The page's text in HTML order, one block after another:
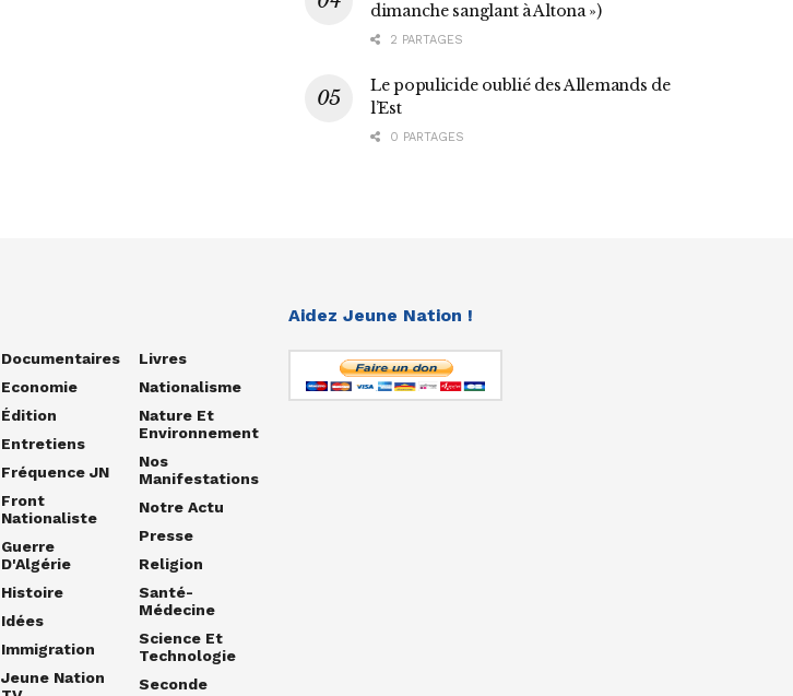
dimanche sanglant à Altona »)
2 PARTAGES
Le populicide oublié des Allemands de
l’Est
0 PARTAGES
Documentaires
Economie
Édition
Entretiens
Fréquence JN
Front
Nationaliste
Guerre
D'Algérie
Histoire
Idées
Immigration
Jeune Nation
Livres
Nationalisme
Nature Et
Environnement
Nos
Manifestations
Notre Actu
Presse
Religion
Santé-
Médecine
Science Et
Technologie
Seconde
Aidez Jeune Nation !